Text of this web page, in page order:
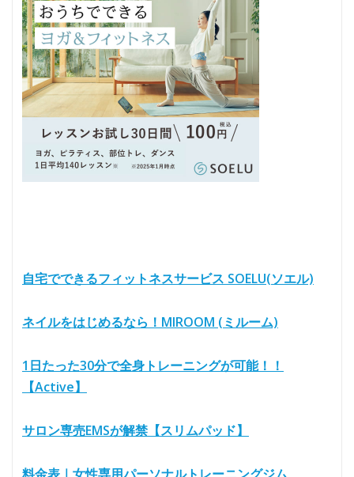
自宅でできるフィットネスサービス SOELU(ソエル)
ネイルをはじめるなら！MIROOM (ミルーム)
1日たった30分で全身トレーニングが可能！！
【Active】
サロン専売EMSが解禁【スリムパッド】